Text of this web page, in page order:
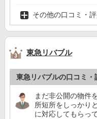
その他の口コミ・評
東急リバブル
東急リバブルの口コミ・
まだ非公開の物件
所短所をしっかり
に対応してもらっ